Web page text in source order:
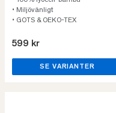
• Miljövänligt
• GOTS & OEKO-TEX
599 kr
SE VARIANTER